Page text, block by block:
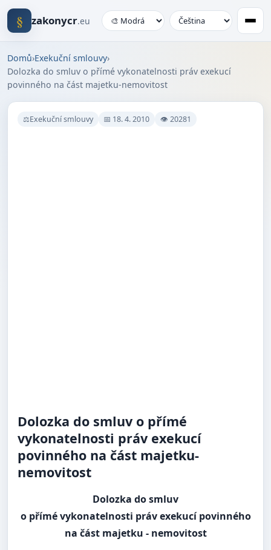
§ zakonycr.eu
Domů›Exekuční smlouvy›
Dolozka do smluv o přímé vykonatelnosti práv exekucí
povinného na část majetku-nemovitost
⚖Exekuční smlouvy 📅 18. 4. 2010 👁 20281
Dolozka do smluv o přímé
vykonatelnosti práv exekucí
povinného na část majetku-
nemovitost
Dolozka do smluv
o přímé vykonatelnosti práv exekucí povinného
na část majetku - nemovitost